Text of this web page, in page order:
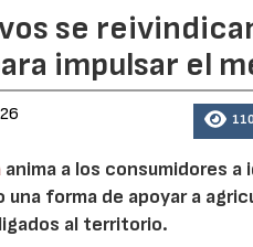
se
impulsar el
anima a los consumidores
una forma de apoyar a
al territorio.